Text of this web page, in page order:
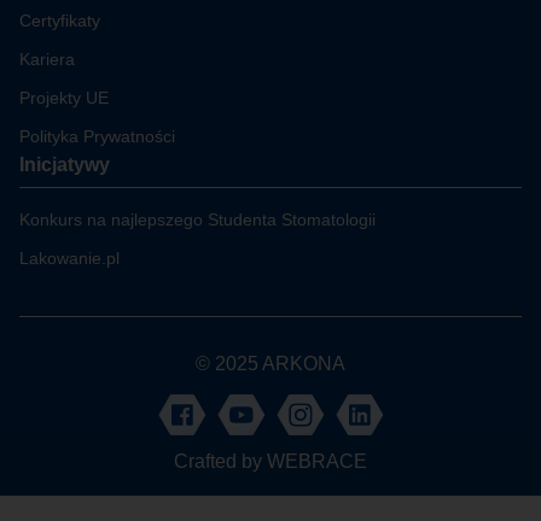
Certyfikaty
Kariera
Projekty UE
Polityka Prywatności
Inicjatywy
Konkurs na najlepszego Studenta Stomatologii
Lakowanie.pl
© 2025 ARKONA
Crafted by WEBRACE